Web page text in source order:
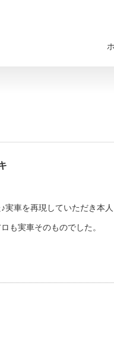
実車を再現していただき本
も実車そのものでした。